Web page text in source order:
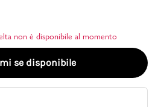
PMagazine
non è disponibile al momento
se disponibile